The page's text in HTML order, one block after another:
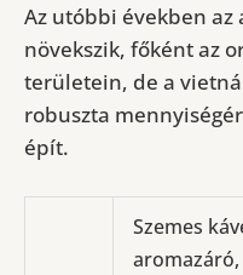
Az utóbbi években az
növekszik, főként az
területein, de a
robuszta
épít.
Szemes